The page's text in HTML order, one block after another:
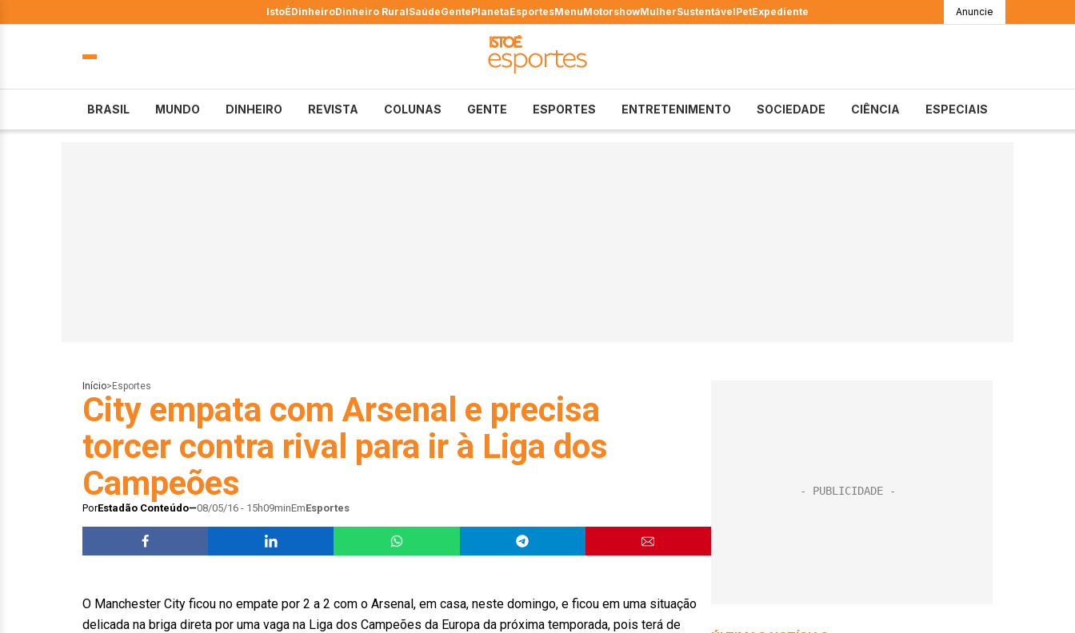
IstoÉDinheiroDinheiro RuralSaúdeGentePlanetaEsportesMenuMotorshowMulherSustentávelPetExpediente Anuncie
BRASIL MUNDO DINHEIRO REVISTA COLUNAS GENTE ESPORTES ENTRETENIMENTO SOCIEDADE CIÊNCIA ESPECIAIS
Início> Esportes
City empata com Arsenal e precisa
torcer contra rival para ir à Liga dos
Campeões
PorEstadão Conteúdo 08/05/16 - 15h09minEmEsportes
O Manchester City ficou no empate por 2 a 2 com o Arsenal, em casa, neste domingo, e ficou em uma situação
delicada na briga direta por uma vaga na Liga dos Campeões da Europa da próxima temporada, pois terá de